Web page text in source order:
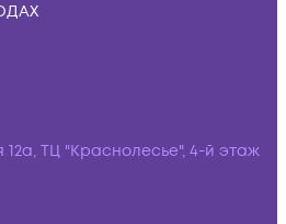
12а, ТЦ "Краснолесье", 4-й этаж